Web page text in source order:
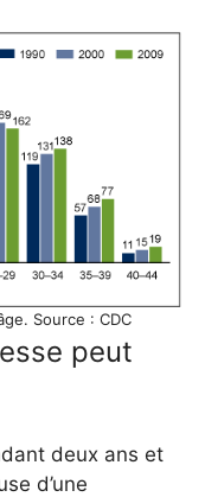
Source : CDC
peut
deux ans et
d’une